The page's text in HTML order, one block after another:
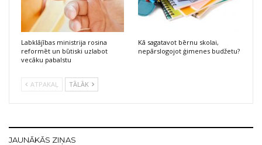
Labklājības ministrija rosina
reformēt un būtiski uzlabot
vecāku pabalstu
Kā sagatavot bērnu skolai,
nepārslogojot ģimenes budžetu?
ATPAKAĻ TĀLĀK
JAUNĀKĀS ZIŅAS